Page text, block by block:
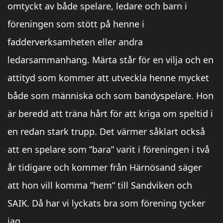
omtyckt av både spelare, ledare och barn i
föreningen som stött på henne i
fadderverksamheten eller andra
ledarsammanhang. Märta står för en vilja och en
attityd som kommer att utveckla henne mycket
både som människa och som bandyspelare. Hon
är beredd att träna hårt för att kriga om speltid i
en redan stark trupp. Det värmer såklart också
att en spelare som ”bara” varit i föreningen i två
år tidigare och kommer från Härnösand säger
att hon vill komma ”hem” till Sandviken och
SAIK. Då har vi lyckats bra som förening tycker